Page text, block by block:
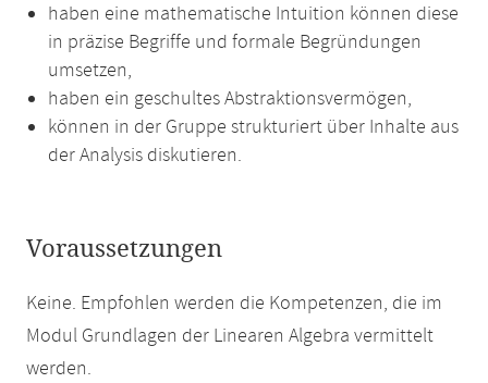
haben eine mathematische Intuition können diese
in präzise Begriffe und formale Begründungen
umsetzen,
haben ein geschultes Abstraktionsvermögen,
können in der Gruppe strukturiert über Inhalte aus
der Analysis diskutieren.
Voraussetzungen
Keine. Empfohlen werden die Kompetenzen, die im
Modul Grundlagen der Linearen Algebra vermittelt
werden.